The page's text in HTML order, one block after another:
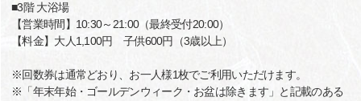
■3階 大浴場
【営業時間】10:30～21:00（最終受付20:00）
【料金】大人1,100円 子供600円（3歳以上）
※回数券は通常どおり、お一人様1枚でご利用いただけます。
※「年末年始・ゴールデンウィーク・お盆は除きます」と記載のある